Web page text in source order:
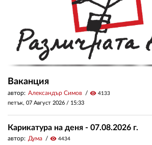
Ваканция
автор: Александър Симов visibility 4133
петък, 07 Август 2026 / 15:33
Карикатура на деня - 07.08.2026 г.
автор: Дума visibility 4434